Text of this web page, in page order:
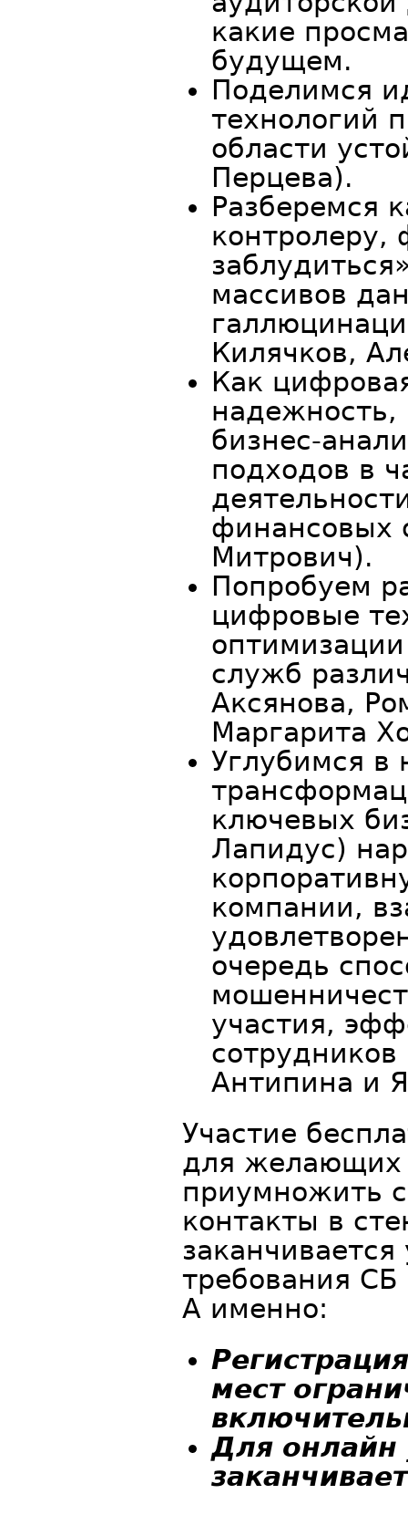
какие
будущем.
Поделимся
технологий
области
Перцева).
Разберемся
контролеру,
массивов
Килячков,
Как
надежность,
бизнес-
подходов в
финансовых
Митрович).
Попробуем
цифровые
служб
Аксянова,
Маргарита
Углубимся в
ключевых
Лапидус)
компании,
очередь
участия,
Антипина и
Участие
для желающих
приумножить
контакты в
требования
А именно:
мест
Для онлайн